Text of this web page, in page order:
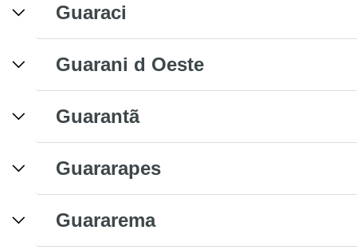
Guaraci
Guarani d Oeste
Guarantã
Guararapes
Guararema